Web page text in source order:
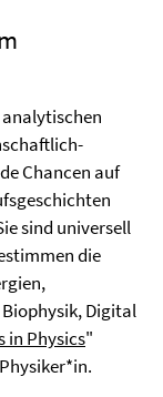
Chancen auf
sind universell
die
Digital
in Physics"